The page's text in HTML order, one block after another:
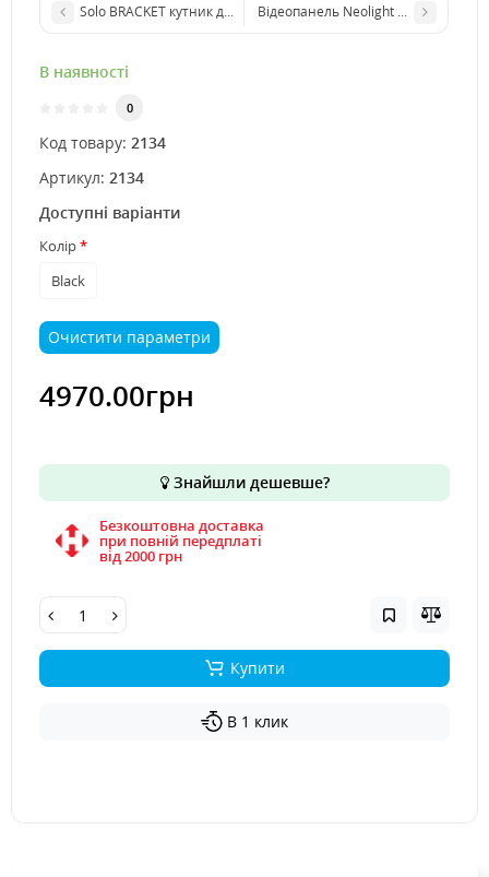
Solo BRACKET кутник для панелей NeoLight
Відеопанель Neolight MEGA/4 FHD
В наявності
0
Код товару: 2134
Артикул: 2134
Доступні варіанти
Колір
Black
Очистити параметри
4970.00грн
Знайшли дешевше?
Безкоштовна доставка
при повній передплаті
вiд 2000 грн
Купити
В 1 клик